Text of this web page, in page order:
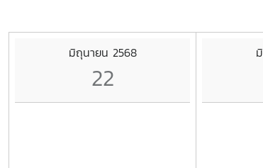
มิถุนายน 2568
22